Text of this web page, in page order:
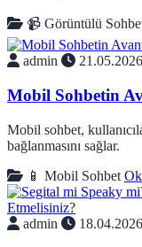
📹 Görüntülü
admin 21.05.2026
Mobil Sohbetin
Mobil sohbet,
bağlanmasını sağlar.
📱 Mobil Sohbet
admin 18.04.2026